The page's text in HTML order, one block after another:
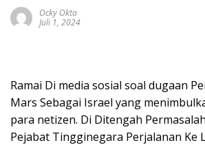
Ocky Okta
Juli 1, 2024
Ramai Di media sosial soal dugaan
Mars Sebagai Israel yang
para netizen. Di Ditengah
Pejabat Tingginegara Perjalanan Ke